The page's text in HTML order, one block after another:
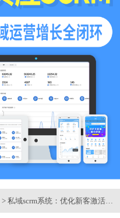
> 私域scrm系统：优化新客激活